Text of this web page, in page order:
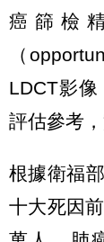
癌篩檢
（
LDCT影
評估參考
根據衛福
十大死因